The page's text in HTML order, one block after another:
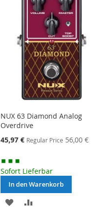
NUX 63 Diamond Analog
Overdrive
Special
45,97 € Regular Price 56,00 €
Sofort Lieferbar
In den Warenkorb
MERKEN